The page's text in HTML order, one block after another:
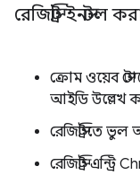
রেজিস্ট্রি
ক্রোম ওয়েব
আইডি উল্লেখ
রেজিস্ট্রিতে
রেজিস্ট্রি